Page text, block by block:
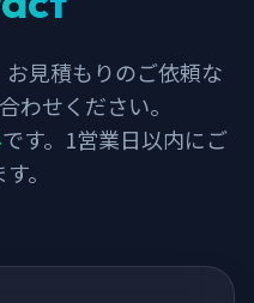
見積もりのご依頼な
わせください。
です。1営業日以内にご
。